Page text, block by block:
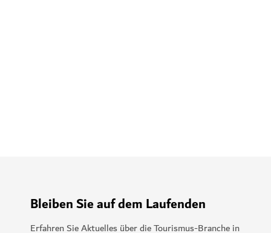
Bleiben Sie auf dem Laufenden
Erfahren Sie Aktuelles über die Tourismus-Branche in